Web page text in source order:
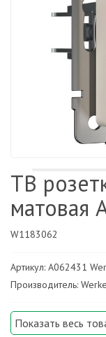
ТВ
матовая
W1183062
Артикул: A062431
Производитель:
Показать весь